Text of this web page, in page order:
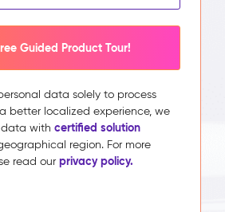
Guided Product Tour!
data solely to process
better localized experience, we
data with certified solution
region. For more
read our privacy policy.